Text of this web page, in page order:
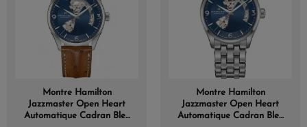
Montre Hamilton
Jazzmaster Open Heart
Automatique Cadran Bleu
Montre Hamilton
Jazzmaster Open Heart
Automatique Cadran Bleu